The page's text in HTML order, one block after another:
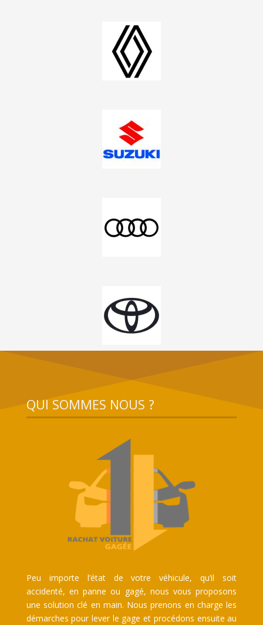
QUI SOMMES NOUS ?
Peu importe l’état de votre véhicule, qu’il soit
accidenté, en panne ou gagé, nous vous proposons
une solution clé en main. Nous prenons en charge les
démarches pour lever le gage et procédons ensuite au